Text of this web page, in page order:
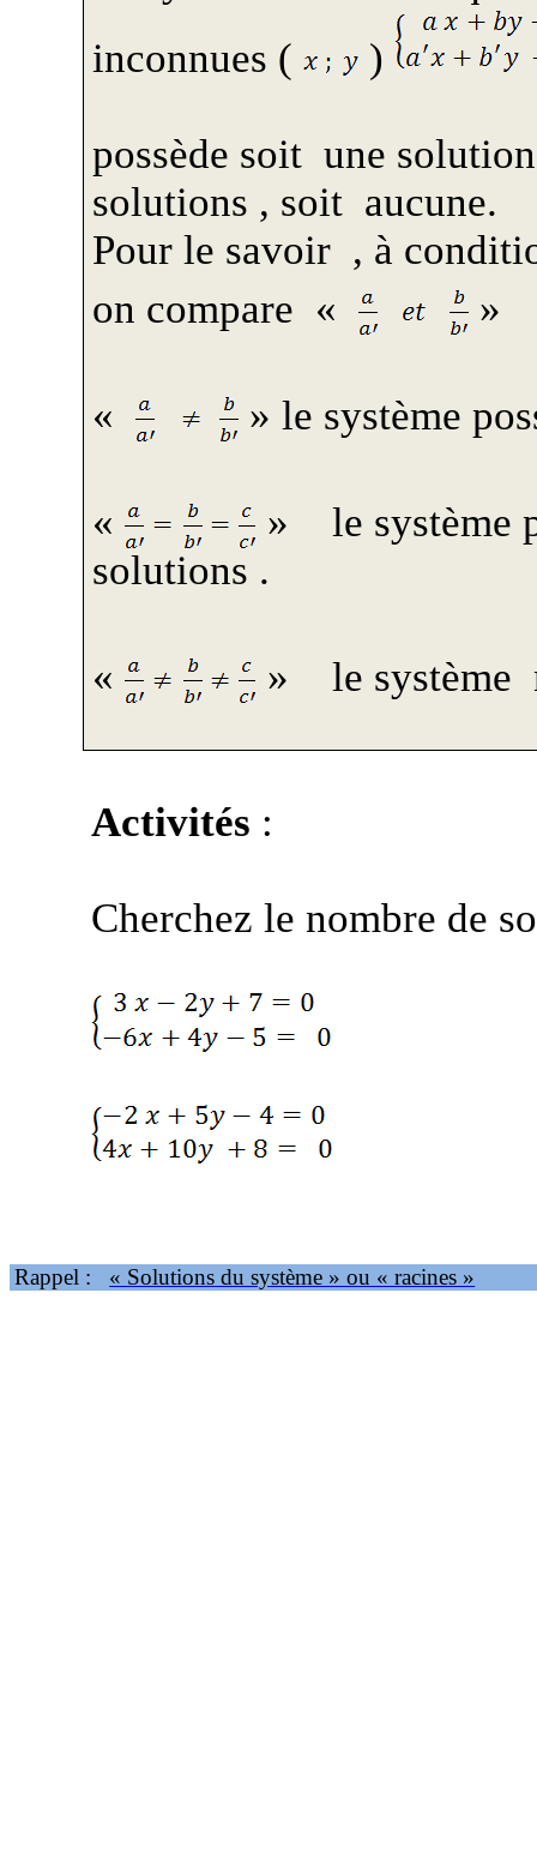
inconnues (
)
possède soit une
solutions , soit aucune.
Pour le savoir , à
on compare « »
« » le système
« »
le système
solutions .
« » le système
Activités :
Cherchez le nombre de
Rappel : « Solutions du système » ou « racines »